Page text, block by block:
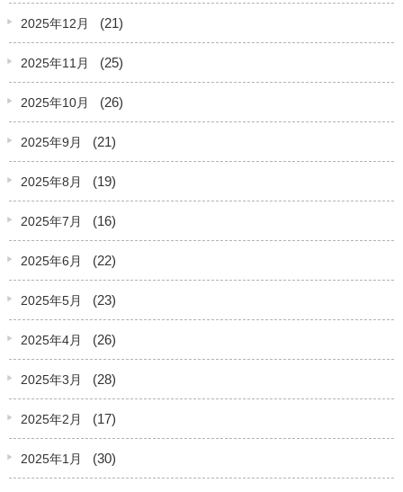
2025年12月 (21)
2025年11月 (25)
2025年10月 (26)
2025年9月 (21)
2025年8月 (19)
2025年7月 (16)
2025年6月 (22)
2025年5月 (23)
2025年4月 (26)
2025年3月 (28)
2025年2月 (17)
2025年1月 (30)